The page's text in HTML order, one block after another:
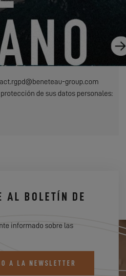
del tratamiento de datos. Sus datos
el fin de responder a su solicitud,
usted y, si así lo ha elegido,
(en este caso, puede darse
utilizando el enlace que figura
group.com
de sus datos personales:
AL BOLETÍN DE
informado sobre las
A LA NEWSLETTER